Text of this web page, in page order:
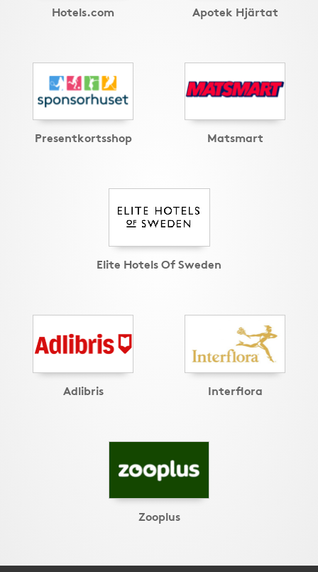
Hotels.com Apotek Hjärtat
Presentkortsshop Matsmart
Elite Hotels Of Sweden
Adlibris Interflora
Zooplus